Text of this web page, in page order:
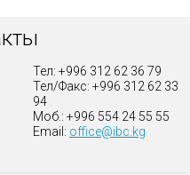
Тел: +996 312 62 36 79
Тел/Факс: +996 312 62 33
94
Моб.: +996 554 24 55 55
Email: office@ibc.kg